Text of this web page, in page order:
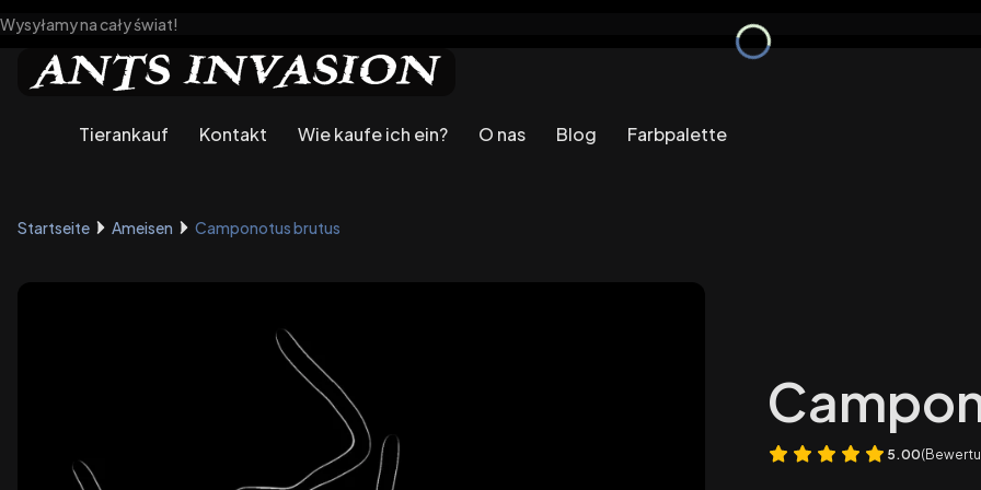
Wysyłamy na cały świat!
Tierankauf Kontakt Wie kaufe ich ein? O nas Blog Farbpalette
Startseite Ameisen Camponotus brutus
5.00